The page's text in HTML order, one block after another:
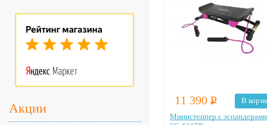
Акции
11 390 Р
В
Министеппер с